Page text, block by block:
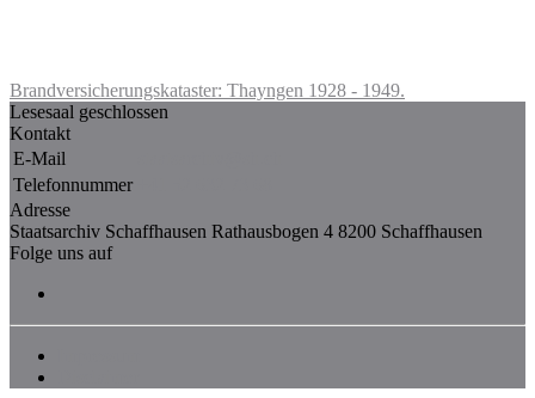
Brandversicherungskataster: Thayngen 1928 - 1949.
Lesesaal geschlossen
Kontakt
E-Mail
Telefonnummer
Adresse
Staatsarchiv Schaffhausen Rathausbogen 4 8200 Schaffhausen
Folge uns auf